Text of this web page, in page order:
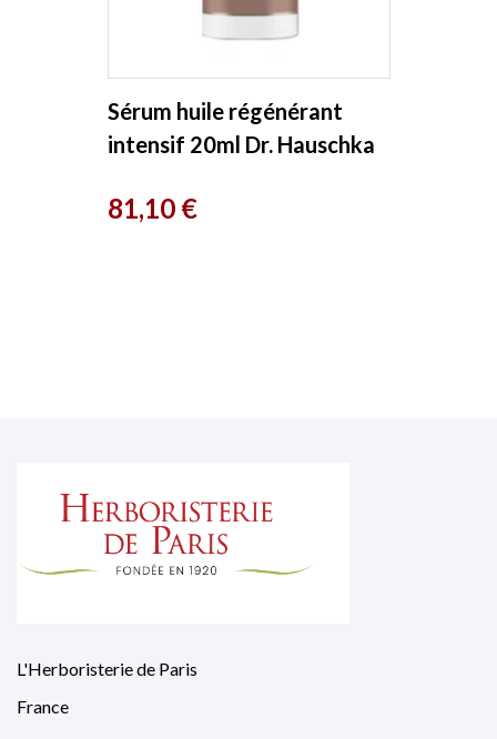
Sérum huile régénérant
intensif 20ml Dr. Hauschka
Prix
81,10 €
L'Herboristerie de Paris
France